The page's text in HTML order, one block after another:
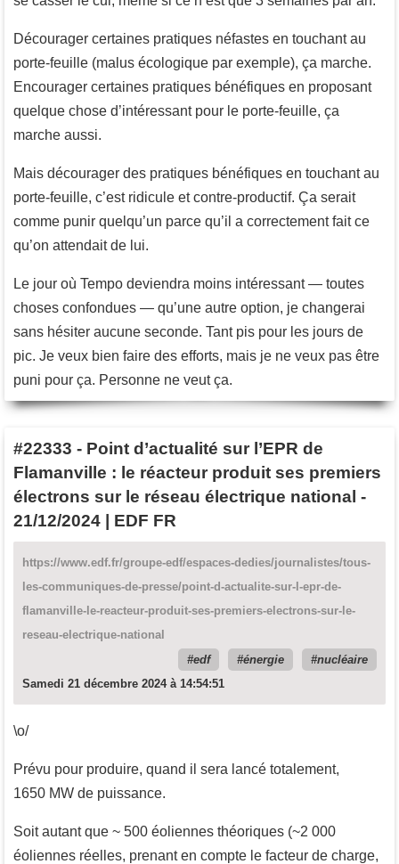
Décourager certaines pratiques néfastes en touchant au
porte-feuille (malus écologique par exemple), ça marche.
Encourager certaines pratiques bénéfiques en proposant
quelque chose d’intéressant pour le porte-feuille, ça
marche aussi.
Mais décourager des pratiques bénéfiques en touchant au
porte-feuille, c’est ridicule et contre-productif. Ça serait
comme punir quelqu’un parce qu’il a correctement fait ce
qu’on attendait de lui.
Le jour où Tempo deviendra moins intéressant — toutes
choses confondues — qu’une autre option, je changerai
sans hésiter aucune seconde. Tant pis pour les jours de
pic. Je veux bien faire des efforts, mais je ne veux pas être
puni pour ça. Personne ne veut ça.
#22333 - Point d’actualité sur l’EPR de
Flamanville : le réacteur produit ses premiers
électrons sur le réseau électrique national -
21/12/2024 | EDF FR
https://www.edf.fr/groupe-edf/espaces-dedies/journalistes/tous-
les-communiques-de-presse/point-d-actualite-sur-l-epr-de-
flamanville-le-reacteur-produit-ses-premiers-electrons-sur-le-
reseau-electrique-national
edf
énergie
nucléaire
Samedi 21 décembre 2024 à 14:54:51
\o/
Prévu pour produire, quand il sera lancé totalement,
1650 MW de puissance.
Soit autant que ~ 500 éoliennes théoriques (~2 000
éoliennes réelles, prenant en compte le facteur de charge,